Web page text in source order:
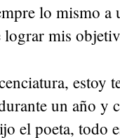
lo mismo
lograr mis
estoy
un año y
el poeta, todo